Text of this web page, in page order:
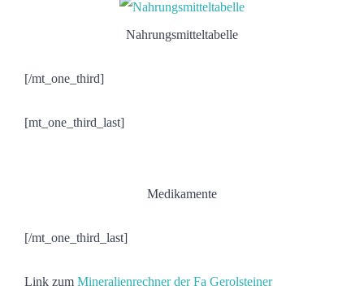
Nahrungsmitteltabelle
[/mt_one_third]
[mt_one_third_last]
Medikamente
[/mt_one_third_last]
Link zum Mineralienrechner der Fa Gerolsteiner